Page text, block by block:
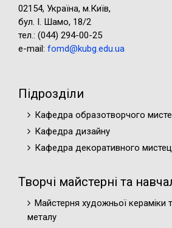
02154, Україна, м.Київ,
бул. І. Шамо, 18/2
тел.: (044) 294-00-25
e-mail: fomd@kubg.edu.ua
Підрозділи
Кафедра образотворчого
Кафедра дизайну
Кафедра декоративного
Творчі майстерні та
Майстерня художньої кераміки
металу